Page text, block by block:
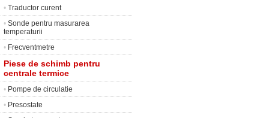
• Traductor curent
• Sonde pentru masurarea
temperaturii
• Frecventmetre
Piese de schimb pentru
centrale termice
• Pompe de circulatie
• Presostate